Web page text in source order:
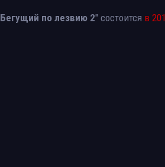
Бегущий по лезвию 2" состоится в